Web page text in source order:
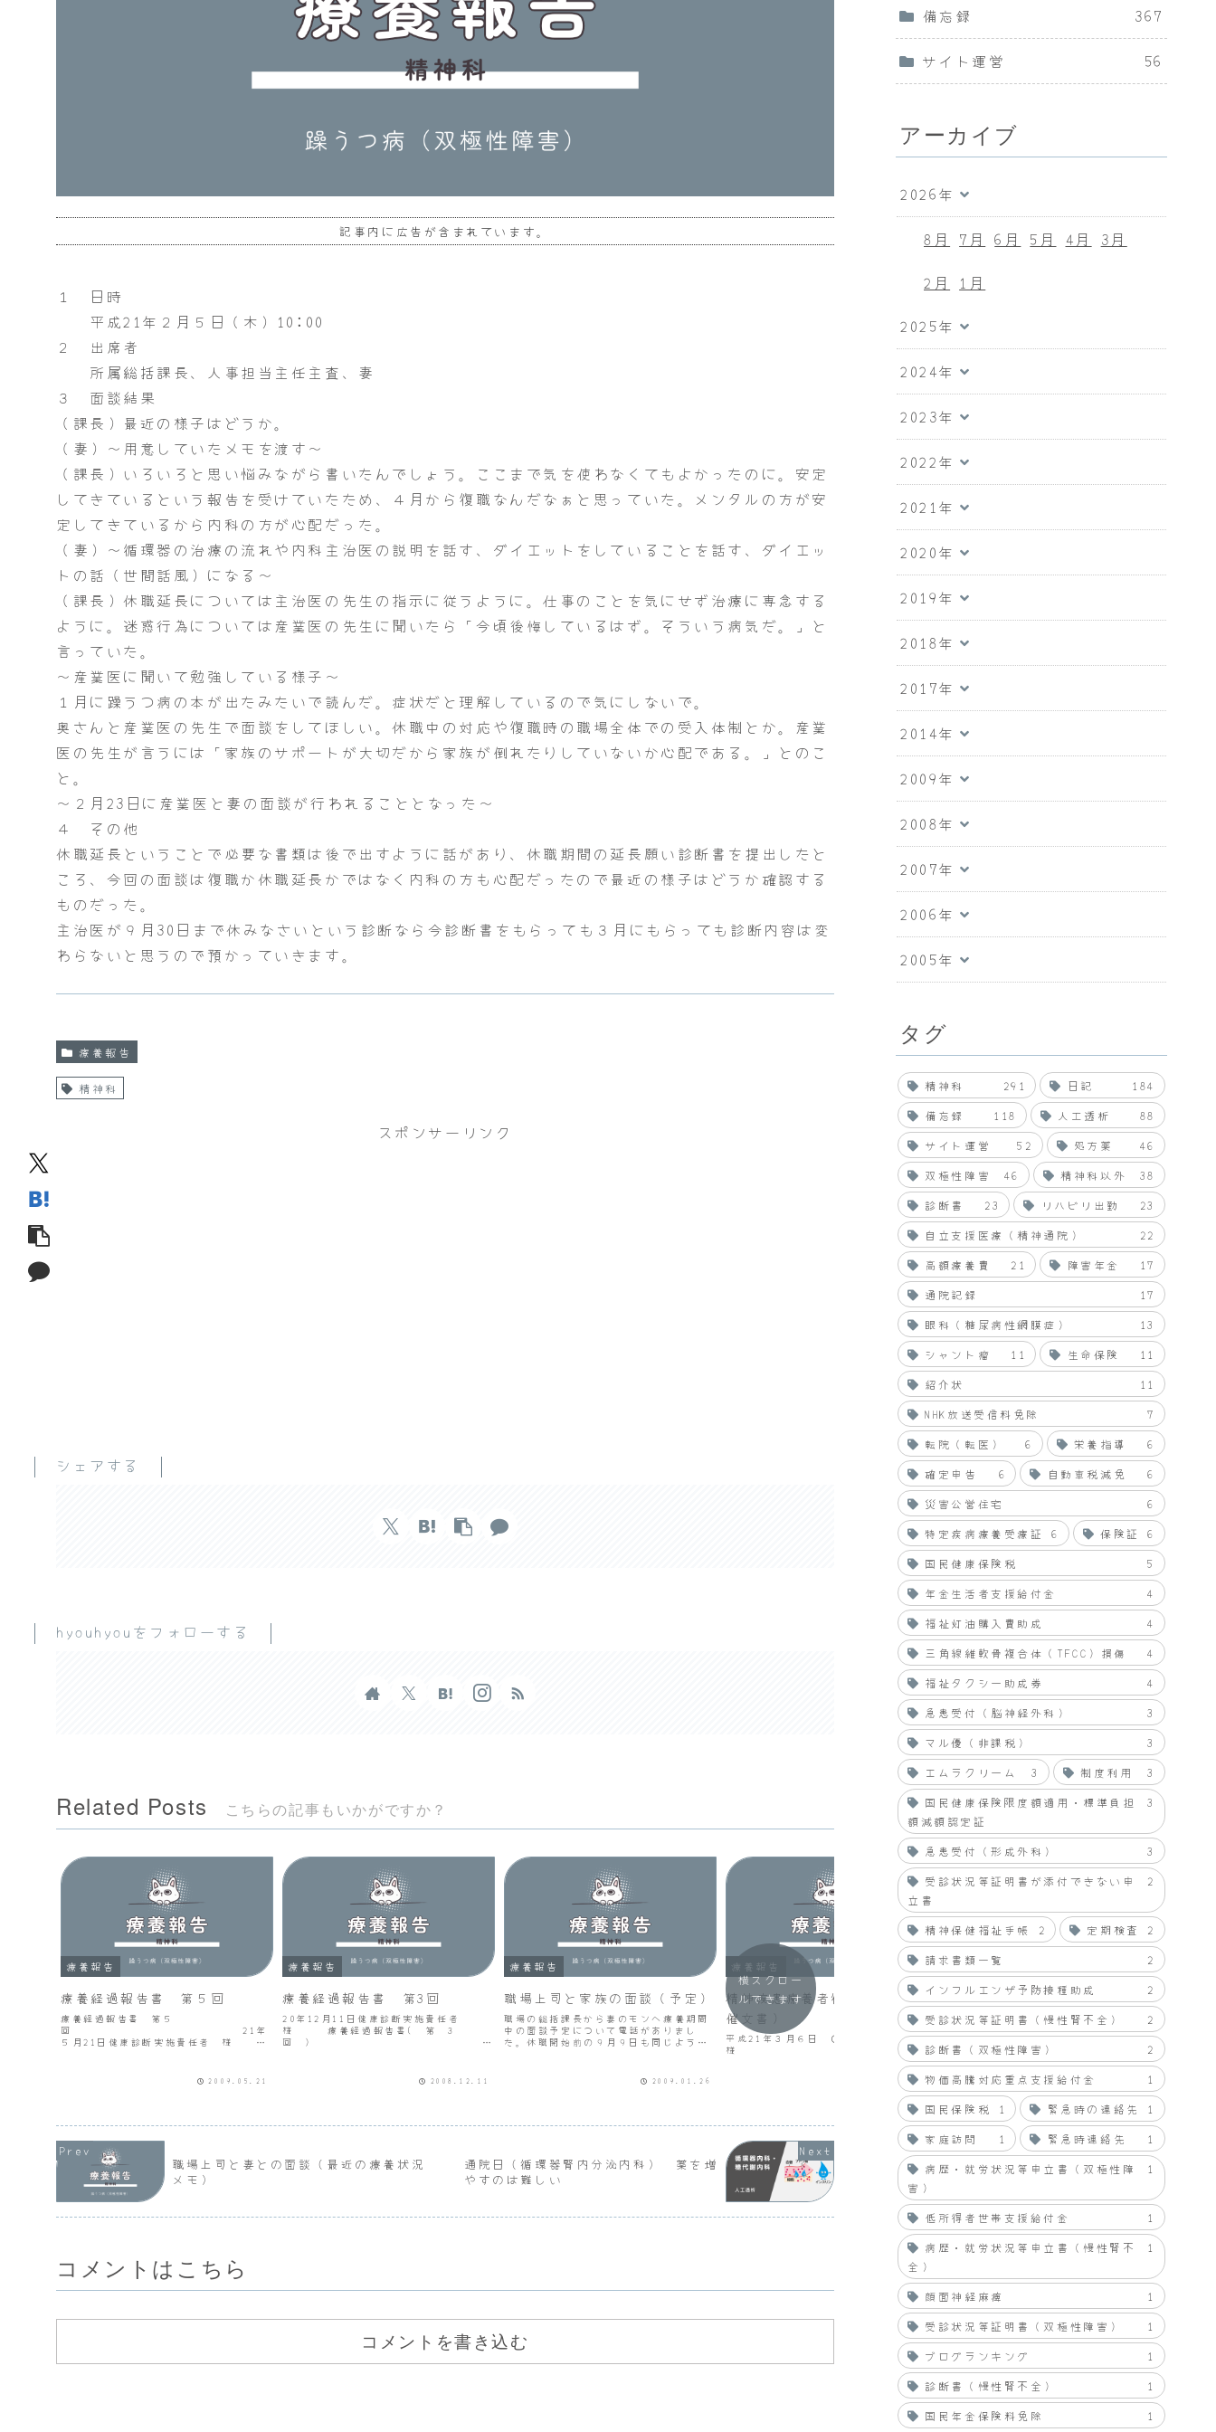
記事内に広告が含まれています。
１ 日時
平成21年２月５日（木）10:00
２ 出席者
所属総括課長、人事担当主任主査、妻
３ 面談結果
（課長）最近の様子はどうか。
（妻）～用意していたメモを渡す～
（課長）いろいろと思い悩みながら書いたんでしょう。ここまで気を使わなくてもよかったのに。安定
してきているという報告を受けていたため、４月から復職なんだなぁと思っていた。メンタルの方が安
定してきているから内科の方が心配だった。
（妻）～循環器の治療の流れや内科主治医の説明を話す、ダイエットをしていることを話す、ダイエッ
トの話（世間話風）になる～
（課長）休職延長については主治医の先生の指示に従うように。仕事のことを気にせず治療に専念する
ように。迷惑行為については産業医の先生に聞いたら「今頃後悔しているはず。そういう病気だ。」と
言っていた。
～産業医に聞いて勉強している様子～
１月に躁うつ病の本が出たみたいで読んだ。症状だと理解しているので気にしないで。
奥さんと産業医の先生で面談をしてほしい。休職中の対応や復職時の職場全体での受入体制とか。産業
医の先生が言うには「家族のサポートが大切だから家族が倒れたりしていないか心配である。」とのこ
と。
～２月23日に産業医と妻の面談が行われることとなった～
４ その他
休職延長ということで必要な書類は後で出すように話があり、休職期間の延長願い診断書を提出したと
ころ、今回の面談は復職か休職延長かではなく内科の方も心配だったので最近の様子はどうか確認する
ものだった。
主治医が９月30日まで休みなさいという診断なら今診断書をもらっても３月にもらっても診断内容は変
わらないと思うので預かっていきます。
療養報告
精神科
スポンサーリンク
シェアする
hyouhyouをフォローする
Related Posts こちらの記事もいかがですか？
療養報告
療養経過報告書 第５回
療養経過報告書 第５
回 21年
５月21日健康診断実施責任者 様
○○○○ 療養開始年月日 平成20
年４月２日生年月日 昭和○○年○○月
2009.05.21
療養報告
療養経過報告書 第3回
20年12月11日健康診断実施責任者
様 療養経過報告書( 第 3
回 )
○○日生病名 ※双極性感情障害、糖尿
2008.12.11
療養報告
職場上司と家族の面談（予定）
職場の総括課長から妻のモンへ療養期間
中の面談予定について電話がありまし
た。休職開始前の９月９日も同じような
の合計４人での面談で私は入りません。
今回の電話でも話をすること...
2009.01.26
療養報告
精神疾患療養者復職審査会（開
催文書）
平成21年３月６日 ○○○○
様
○○課総括課長 精神疾
患療養者復職審査会（職員特別健康審査
会）の開催について 先に提出のありま
した健康管理区分変更申請書を受...
2009.03.07
療養報告
職場の上司から連絡あり
３月23日から入院する旨総括課長へ報告
メールを送ったところ、電話がありまし
査会には出れるのか。」私「大丈夫で
す。」課長「詳しいことは審査会で先生
たちからいろいろ聞かれるだろうからき
ちんと答えなさい。」私「...
2009.03.18
横スクロー
ルできます
職場上司と妻との面談（最近の療養状況
メモ）
通院日（循環器腎内分泌内科） 薬を増
やすのは難しい
コメントはこちら
コメントを書き込む
備忘録 367
サイト運営 56
アーカイブ
2026年
8月 7月 6月 5月 4月
3月
2月
1月
2025年
2024年
2023年
2022年
2021年
2020年
2019年
2018年
2017年
2014年
2009年
2008年
2007年
2006年
2005年
タグ
精神科 291 日記
184
備忘録
118 人工透析
88
サイト運営
52 処方薬
46
双極性障害
46 精神科以外
38
診断書
23 リハビリ出勤
23
自立支援医療（精神通院）
22
高額療養費
21 障害年金
17
通院記録
17
眼科（糖尿病性網膜症）
13
シャント瘤
11 生命保険
11
紹介状
11
NHK放送受信料免除
7
転院（転医）
6 栄養指導
6
確定申告
6 自動車税減免
6
災害公営住宅
6
特定疾病療養受療証
6 保険証
6
国民健康保険税
5
年金生活者支援給付金
4
福祉灯油購入費助成
4
三角線維軟骨複合体（TFCC）損傷
4
福祉タクシー助成券
4
急患受付（脳神経外科）
3
マル優（非課税）
3
エムラクリーム
3 制度利用
3
国民健康保険限度額適用・標準負担
額減額認定証
3
急患受付（形成外科）
3
受診状況等証明書が添付できない申
立書
2
精神保健福祉手帳 2 定期検査
2
請求書類一覧
2
インフルエンザ予防接種助成
2
受診状況等証明書（慢性腎不全）
2
診断書（双極性障害）
2
物価高騰対応重点支援給付金
1
国民保険税
1 緊急時の連絡先
1
家庭訪問
1 緊急時連絡先
1
病歴・就労状況等申立書（双極性障
害）
1
低所得者世帯支援給付金
1
病歴・就労状況等申立書（慢性腎不
全）
1
顔面神経麻痺
1
受診状況等証明書（双極性障害）
1
ブログランキング
1
診断書（慢性腎不全）
1
国民年金保険料免除
1